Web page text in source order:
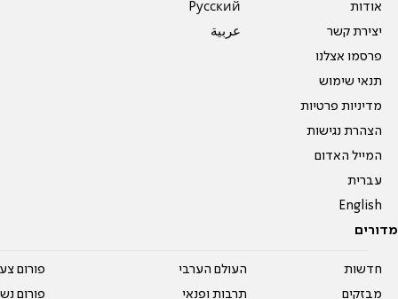
אודות
יצירת קשר
פרסמו אצלנו
תנאי שימוש
מדיניות פרטיות
הצהרת נגישות
המייל האדום
עברית
English
Pусский
عربية
מדורים
חדשות
מבזקים
העולם הערבי
תרבות ופנאי
פורום
פורום